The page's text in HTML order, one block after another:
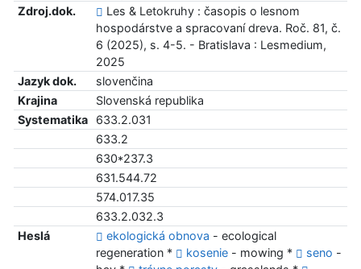
Zdroj.dok.
Les & Letokruhy : časopis o lesnom
hospodárstve a spracovaní dreva. Roč. 81, č.
6 (2025), s. 4-5. - Bratislava : Lesmedium,
2025
Jazyk dok.
slovenčina
Krajina
Slovenská republika
Systematika
633.2.031
633.2
630*237.3
631.544.72
574.017.35
633.2.032.3
Heslá
ekologická obnova - ecological
regeneration *
kosenie- mowing * seno -